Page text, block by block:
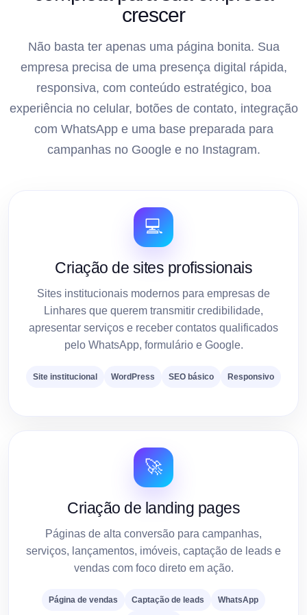
crescer
Não basta ter apenas uma página bonita. Sua
empresa precisa de uma presença digital rápida,
responsiva, com conteúdo estratégico, boa
experiência no celular, botões de contato, integração
com WhatsApp e uma base preparada para
campanhas no Google e no Instagram.
💻
Criação de sites profissionais
Sites institucionais modernos para empresas de
Linhares que querem transmitir credibilidade,
apresentar serviços e receber contatos qualificados
pelo WhatsApp, formulário e Google.
Site institucional WordPress SEO básico Responsivo
🚀
Criação de landing pages
Páginas de alta conversão para campanhas,
serviços, lançamentos, imóveis, captação de leads e
vendas com foco direto em ação.
Página de vendas Captação de leads WhatsApp